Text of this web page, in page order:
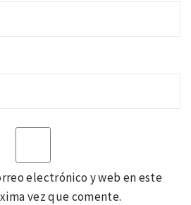
electrónico y web en este
vez que comente.